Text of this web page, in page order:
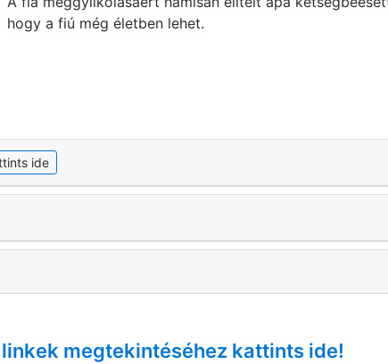
hogy a fiú még életben lehet.
ide
megtekintéséhez kattints ide!